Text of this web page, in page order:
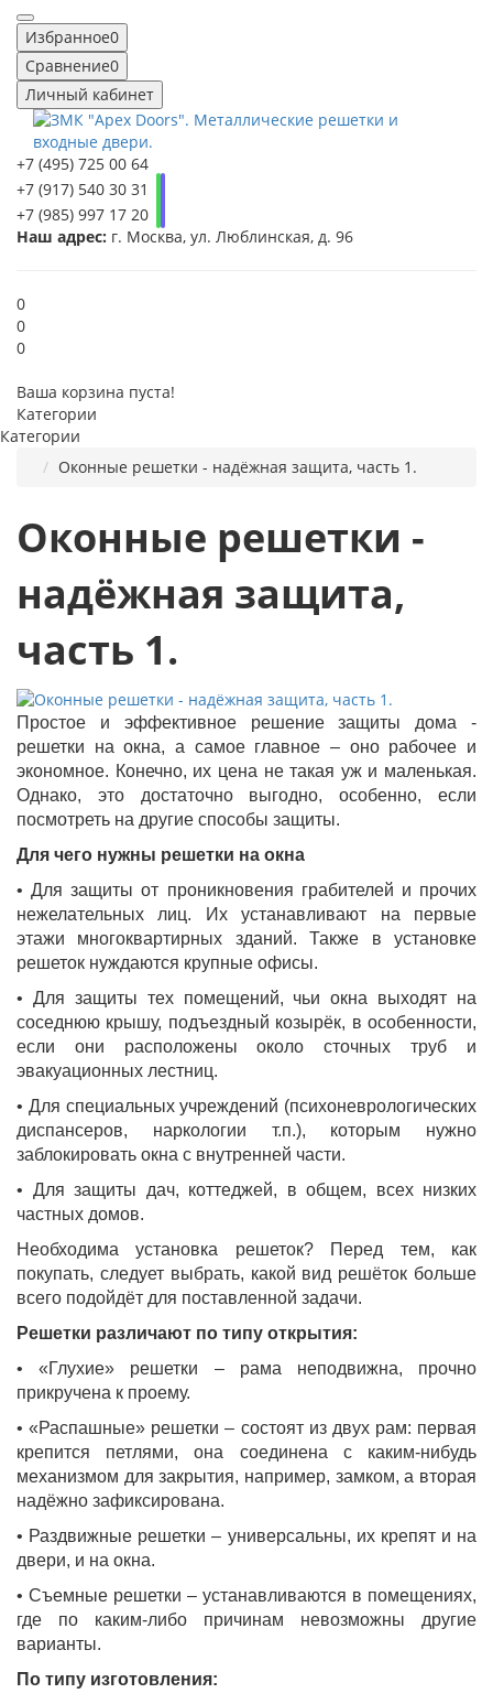
Избранное0
Сравнение0
Личный кабинет
+7 (495) 725 00 64
+7 (917) 540 30 31
+7 (985) 997 17 20
Наш адрес: г. Москва, ул. Люблинская, д. 96
0
0
0
Ваша корзина пуста!
Категории
Категории
Оконные решетки - надёжная защита, часть 1.
Оконные решетки -
надёжная защита,
часть 1.
Простое и эффективное решение защиты дома -
решетки на окна, а самое главное – оно рабочее и
экономное. Конечно, их цена не такая уж и маленькая.
Однако, это достаточно выгодно, особенно, если
посмотреть на другие способы защиты.
Для чего нужны решетки на окна
• Для защиты от проникновения грабителей и прочих
нежелательных лиц. Их устанавливают на первые
этажи многоквартирных зданий. Также в установке
решеток нуждаются крупные офисы.
• Для защиты тех помещений, чьи окна выходят на
соседнюю крышу, подъездный козырёк, в особенности,
если они расположены около сточных труб и
эвакуационных лестниц.
• Для специальных учреждений (психоневрологических
диспансеров, наркологии т.п.), которым нужно
заблокировать окна с внутренней части.
• Для защиты дач, коттеджей, в общем, всех низких
частных домов.
Необходима установка решеток? Перед тем, как
покупать, следует выбрать, какой вид решёток больше
всего подойдёт для поставленной задачи.
Решетки различают по типу открытия:
• «Глухие» решетки – рама неподвижна, прочно
прикручена к проему.
• «Распашные» решетки – состоят из двух рам: первая
крепится петлями, она соединена с каким-нибудь
механизмом для закрытия, например, замком, а вторая
надёжно зафиксирована.
• Раздвижные решетки – универсальны, их крепят и на
двери, и на окна.
• Съемные решетки – устанавливаются в помещениях,
где по каким-либо причинам невозможны другие
варианты.
По типу изготовления: